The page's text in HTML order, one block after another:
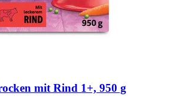
mit Rind 1+, 950 g